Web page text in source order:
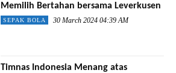
Memilih Bertahan bersama Leverkusen
SEPAK BOLA 30 March 2024 04:39 AM
Timnas Indonesia Menang atas